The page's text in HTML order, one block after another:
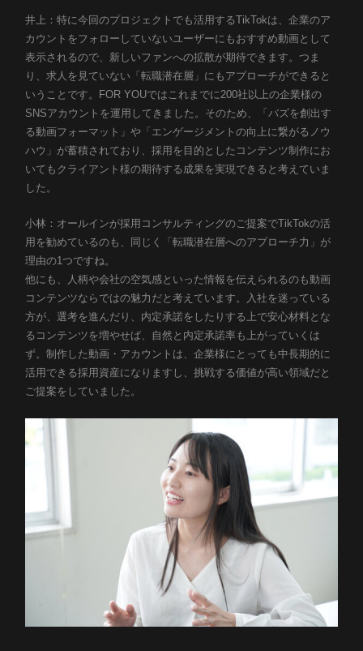
井上：特に今回のプロジェクトでも活用するTikTokは、企業のア
カウントをフォローしていないユーザーにもおすすめ動画として
表示されるので、新しいファンへの拡散が期待できます。つま
り、求人を見ていない「転職潜在層」にもアプローチができると
いうことです。FOR YOUではこれまでに200社以上の企業様の
SNSアカウントを運用してきました。そのため、「バズを創出す
る動画フォーマット」や「エンゲージメントの向上に繋がるノウ
ハウ」が蓄積されており、採用を目的としたコンテンツ制作にお
いてもクライアント様の期待する成果を実現できると考えていま
した。
小林：オールインが採用コンサルティングのご提案でTikTokの活
用を勧めているのも、同じく「転職潜在層へのアプローチ力」が
理由の1つですね。
他にも、人柄や会社の空気感といった情報を伝えられるのも動画
コンテンツならではの魅力だと考えています。入社を迷っている
方が、選考を進んだり、内定承諾をしたりする上で安心材料とな
るコンテンツを増やせば、自然と内定承諾率も上がっていくは
ず。制作した動画・アカウントは、企業様にとっても中長期的に
活用できる採用資産になりますし、挑戦する価値が高い領域だと
ご提案をしていました。